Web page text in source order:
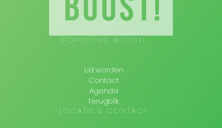
POPSOUND BOOST!
Lid worden
Contact
Agenda
Terugblik
LOCATIE & CONTACT